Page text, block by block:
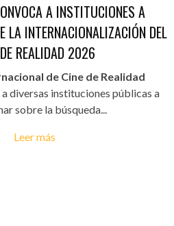
A INSTITUCIONES A
LA INTERNACIONALIZACIÓN DEL
REALIDAD 2026
de Cine de Realidad
diversas instituciones públicas a
sobre la búsqueda...
Leer más